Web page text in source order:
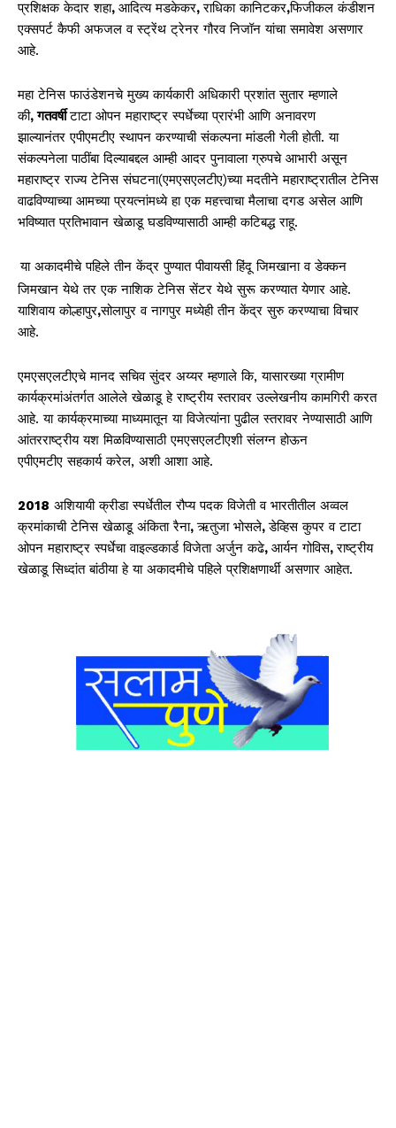
प्रशिक्षक केदार शहा, आदित्य मडकेकर,राधिका कानिटकर,फिजीकल कंडीशन
एक्सपर्ट कैफी अफजल व स्ट्रेंथ ट्रेनर गौरव निजॉन यांचा समावेश असणार
आहे.
महा टेनिस फाउंडेशनचे मुख्य कार्यकारी अधिकारी प्रशांत सुतार म्हणाले
की, गतवर्षीटाटा ओपन महाराष्ट्र स्पर्धेच्या प्रारंभी आणि अनावरण
झाल्यानंतर एपीएमटीए स्थापन करण्याची संकल्पना मांडली गेली होती. या
संकल्पनेला पाठींबा दिल्याबद्दल आम्ही आदर पुनावाला ग्रुपचे आभारी असून
महाराष्ट्र राज्य टेनिस संघटना(एमएसएलटीए)च्या मदतीने महाराष्ट्रातील टेनिस
वाढविण्याच्या आमच्या प्रयत्नांमध्ये हा एक महत्त्वाचा मैलाचा दगड असेल आणि
भविष्यात प्रतिभावान खेळाडू घडविण्यासाठी आम्ही कटिबद्ध राहू.
या अकादमीचे पहिले तीन केंद्र पुण्यात पीवायसी हिंदू जिमखाना वडेक्कन
जिमखान येथे तर एक नाशिक टेनिस सेंटर येथे सुरू करण्यात येणार आहे.
याशिवाय कोल्हापुर,सोलापुर व नागपुर मध्येही तीन केंद्र सुरु करण्याचा विचार
आहे.
एमएसएलटीएचे मानद सचिव सुंदर अय्यर म्हणाले कि, यासारख्या ग्रामीण
कार्यक्रमांअंतर्गत आलेले खेळाडू हे राष्ट्रीय स्तरावर उल्लेखनीय कामगिरी करत
आहे. या कार्यक्रमाच्या माध्यमातून या विजेत्यांना पुढील स्तरावर नेण्यासाठी आणि
आंतरराष्ट्रीय यश मिळविण्यासाठी एमएसएलटीएशी संलग्न होऊन
एपीएमटीए सहकार्य करेल, अशी आशा आहे.
2018 अशियायी क्रीडा स्पर्धेतील रौप्य पदक विजेती व भारतीतील अव्वल
क्रमांकाची टेनिस खेळाडू अंकिता रैना,ऋतुजा भोसले,डेव्हिस कुपर व टाटा
ओपन महाराष्ट्र स्पर्धेचा वाइल्डकार्ड विजेता अर्जुन कढे, आर्यन गोविस,राष्ट्रीय
खेळाडू सिध्दांत बांठीया हे या अकादमीचे पहिले प्रशिक्षणार्थी असणार आहेत.